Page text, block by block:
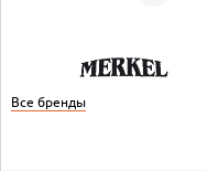
Все бренды